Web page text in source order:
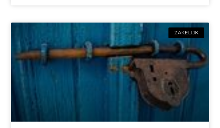
ZAKELIJK